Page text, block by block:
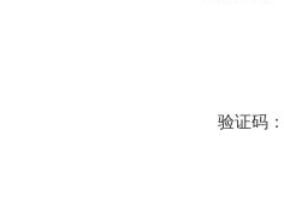
验证码：